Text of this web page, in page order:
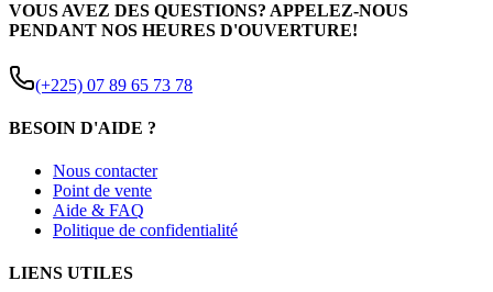
VOUS AVEZ DES QUESTIONS? APPELEZ-NOUS
PENDANT NOS HEURES D'OUVERTURE!
(+225) 07 89 65 73 78
BESOIN D'AIDE ?
Nous contacter
Point de vente
Aide & FAQ
Politique de confidentialité
LIENS UTILES